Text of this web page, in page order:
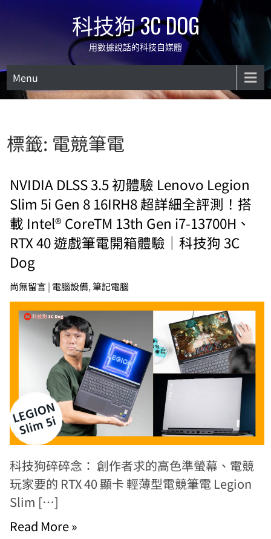
科技狗 3C DOG
用數據說話的科技自媒體
Menu
標籤: 電競筆電
NVIDIA DLSS 3.5 初體驗 Lenovo Legion
Slim 5i Gen 8 16IRH8 超詳細全評測！搭
載 Intel® CoreTM 13th Gen i7-13700H、
RTX 40 遊戲筆電開箱體驗｜科技狗 3C
Dog
尚無留言| 電腦設備,筆記電腦
科技狗碎碎念： 創作者求的高色準螢幕、電競
玩家要的 RTX 40 顯卡 輕薄型電競筆電 Legion
Slim […]
Read More »